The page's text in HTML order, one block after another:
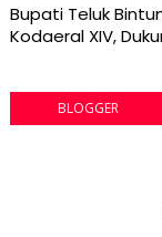
Bupati Teluk
Kodaeral XIV,
BLOGGER